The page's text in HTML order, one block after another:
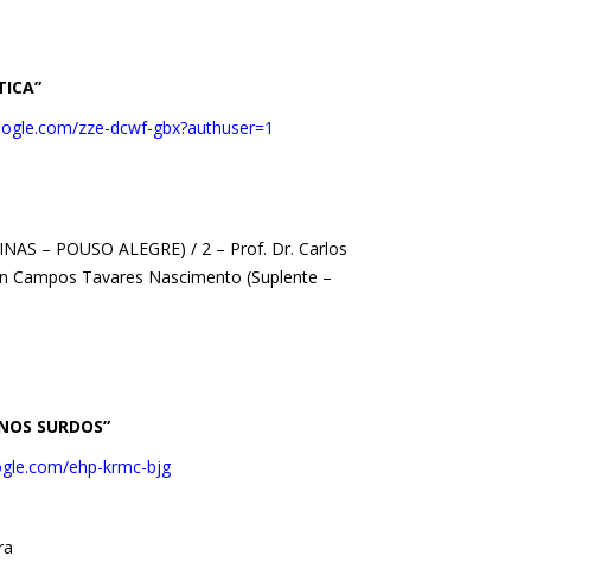
zze-dcwf-gbx?authuser=1
– POUSO ALEGRE) / 2 – Prof. Dr. Carlos
Campos Tavares Nascimento (Suplente –
SURDOS”
ehp-krmc-bjg